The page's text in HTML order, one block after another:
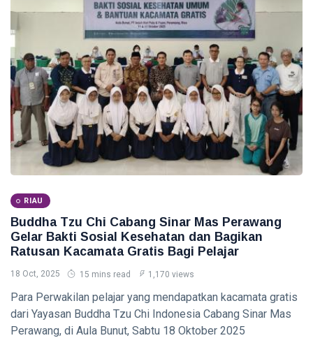
Pekanbaru,
Selidiki
Penganiayaan
INDRAGIRI
Bupati
Inhu Minta
ASN
Tingkatkan
Kinerja dan
Pelayanan
Publik
06
Aug,
2026
15
views
RIAU
Manggala
Agni
Masih
Hektare di
Pelalawan
dan Inhu
06
23
PENDIDIKAN
Mahasiswa
Fasilkom
Unilak
Tembus
Finalis
Pilmapres
2026
RIAU
Buddha Tzu Chi Cabang Sinar Mas Perawang
Gelar Bakti Sosial Kesehatan dan Bagikan
Ratusan Kacamata Gratis Bagi Pelajar
18 Oct, 2025 15 mins read 1,170 views
Para Perwakilan pelajar yang mendapatkan kacamata gratis
dari Yayasan Buddha Tzu Chi Indonesia Cabang Sinar Mas
Perawang, di Aula Bunut, Sabtu 18 Oktober 2025